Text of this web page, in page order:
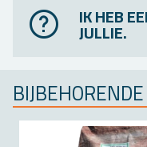
IK HEB
JULLIE.